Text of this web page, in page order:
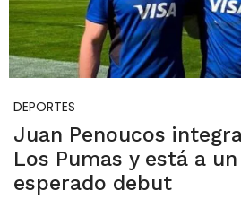
DEPORTES
Juan Penoucos
Los Pumas y está a
esperado debut